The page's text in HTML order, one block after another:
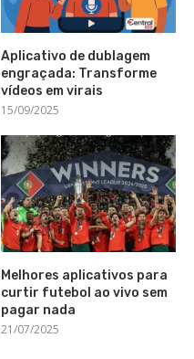
Aplicativo de dublagem
engraçada: Transforme
vídeos em virais
15/09/2025
Melhores aplicativos para
curtir futebol ao vivo sem
pagar nada
21/07/2025